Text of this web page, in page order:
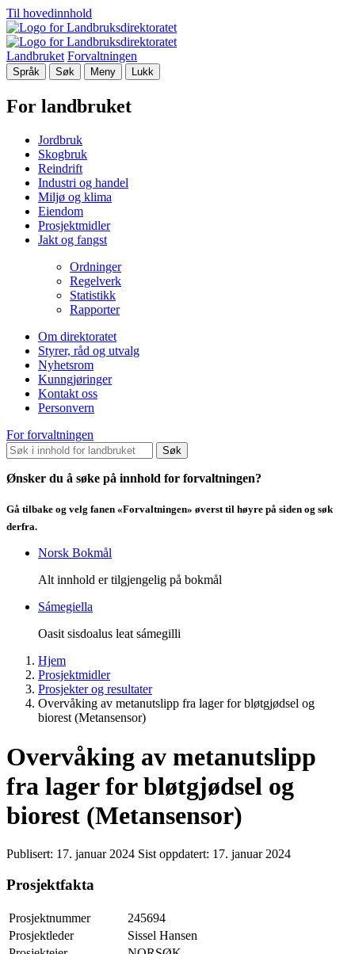
Til hovedinnhold
Landbruket Forvaltningen
Språk Søk Meny Lukk
For landbruket
Jordbruk
Skogbruk
Reindrift
Industri og handel
Miljø og klima
Eiendom
Prosjektmidler
Jakt og fangst
Ordninger
Regelverk
Statistikk
Rapporter
Om direktoratet
Styrer, råd og utvalg
Nyhetsrom
Kunngjøringer
Kontakt oss
Personvern
For forvaltningen
Søk
Ønsker du å søke på innhold for forvaltningen?
Gå tilbake og velg fanen «Forvaltningen» øverst til høyre på siden og søk
derfra.
Norsk Bokmål
Alt innhold er tilgjengelig på bokmål
Sámegiella
Oasit sisdoalus leat sámegilli
Hjem
Prosjektmidler
Prosjekter og resultater
Overvåking av metanutslipp fra lager for bløtgjødsel og
biorest (Metansensor)
Overvåking av metanutslipp
fra lager for bløtgjødsel og
biorest (Metansensor)
Publisert: 17. januar 2024 Sist oppdatert: 17. januar 2024
Prosjektfakta
Prosjektnummer
245694
Prosjektleder
Sissel Hansen